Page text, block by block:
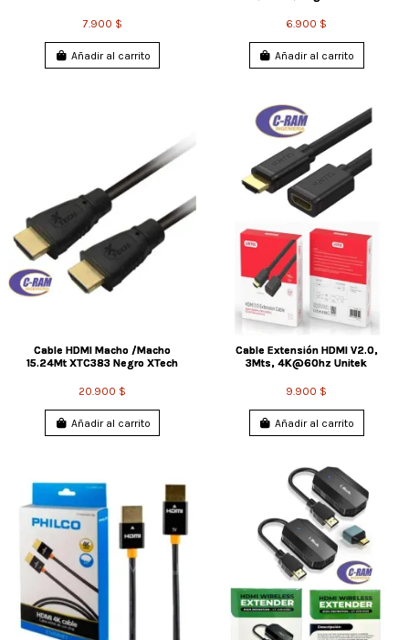
7.900 $
Añadir al carrito
6.900 $
Añadir al carrito
Cable HDMI Macho /Macho
15.24Mt XTC383 Negro XTech
20.900 $
Añadir al carrito
Cable Extensión HDMI V2.0,
3Mts, 4K@60hz Unitek
9.900 $
Añadir al carrito